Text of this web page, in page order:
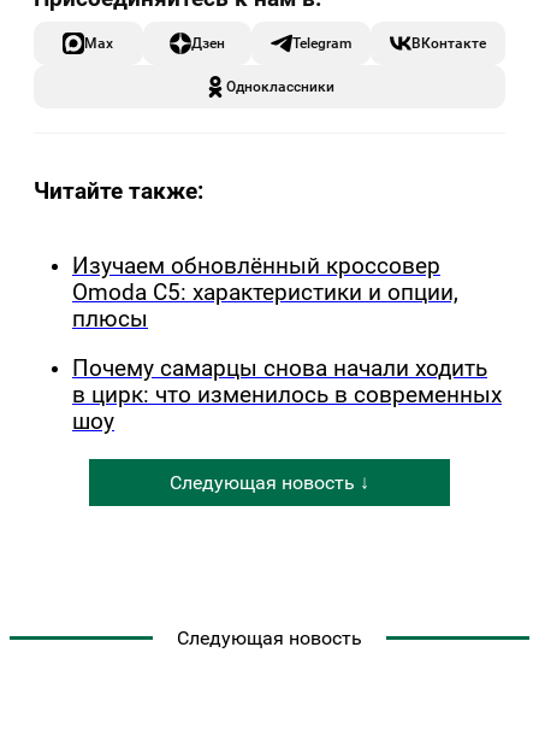
Max Дзен Telegram ВКонтакте
Одноклассники
Читайте также:
Изучаем обновлённый кроссовер
Omoda C5: характеристики и опции,
плюсы
Почему самарцы снова начали ходить
в цирк: что изменилось в современных
шоу
Следующая новость ↓
Следующая новость